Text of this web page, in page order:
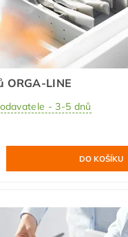
ORGA-LINE
- 3-5 dnů